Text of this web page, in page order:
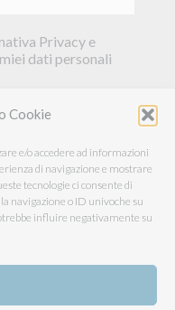
Cookie
e/o accedere ad informazioni
di navigazione e mostrare
tecnologie ci consente di
navigazione o ID univoche su
influire negativamente su
Privacy e
dati personali
miei dati per